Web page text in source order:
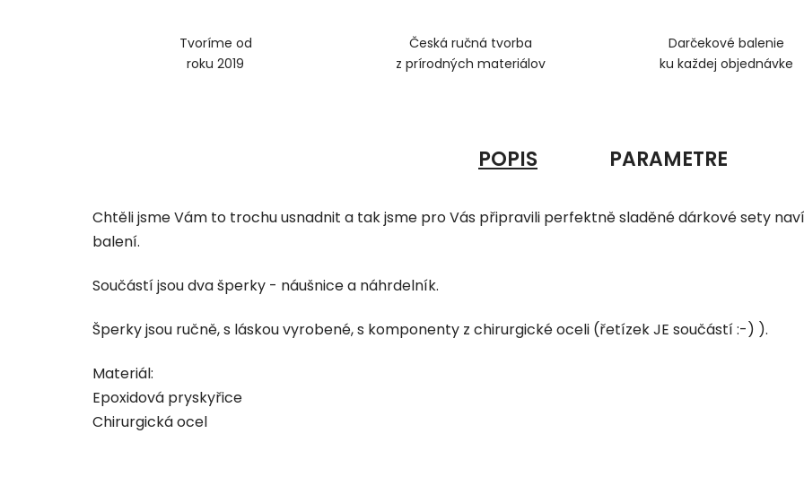
Tvoríme od
roku 2019
Česká ručná tvorba
z prírodných materiálov
Darčekové balenie
ku každej objednávke
POPIS PARAMETRE
Chtěli jsme Vám to trochu usnadnit a tak jsme pro Vás připravili perfektně sladěné dárkové sety
balení.
Součástí jsou dva šperky - náušnice a náhrdelník.
Šperky jsou ručně, s láskou vyrobené, s komponenty z chirurgické oceli (řetízek JE součástí :-) ).
Materiál:
Epoxidová pryskyřice
Chirurgická ocel